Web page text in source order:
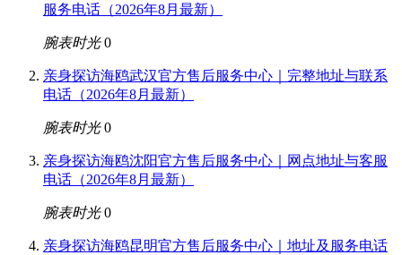
服务电话（2026年8月最新）
腕表时光 0
亲身探访海鸥武汉官方售后服务中心｜完整地址与联系
电话（2026年8月最新）
腕表时光 0
亲身探访海鸥沈阳官方售后服务中心｜网点地址与客服
电话（2026年8月最新）
腕表时光 0
亲身探访海鸥昆明官方售后服务中心｜地址及服务电话